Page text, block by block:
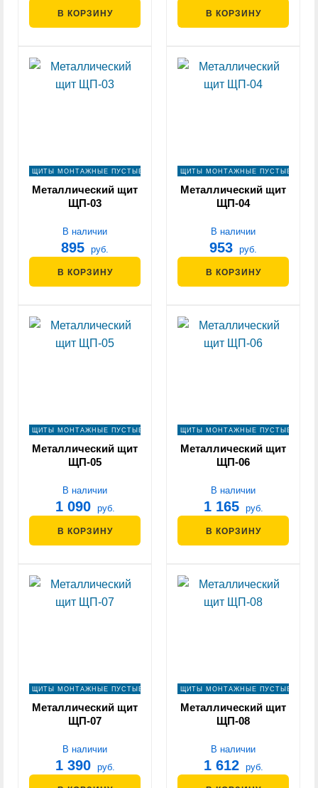
В КОРЗИНУ В КОРЗИНУ
ЩИТЫ МОНТАЖНЫЕ ПУСТЫЕ
Металлический щит
ЩП-03
В наличии
895 руб.
В КОРЗИНУ
ЩИТЫ МОНТАЖНЫЕ ПУСТЫЕ
Металлический щит
ЩП-04
В наличии
953 руб.
В КОРЗИНУ
ЩИТЫ МОНТАЖНЫЕ ПУСТЫЕ
Металлический щит
ЩП-05
В наличии
1 090 руб.
В КОРЗИНУ
ЩИТЫ МОНТАЖНЫЕ ПУСТЫЕ
Металлический щит
ЩП-06
В наличии
1 165 руб.
В КОРЗИНУ
ЩИТЫ МОНТАЖНЫЕ ПУСТЫЕ
Металлический щит
ЩП-07
В наличии
1 390 руб.
ЩИТЫ МОНТАЖНЫЕ ПУСТЫЕ
Металлический щит
ЩП-08
В наличии
1 612 руб.